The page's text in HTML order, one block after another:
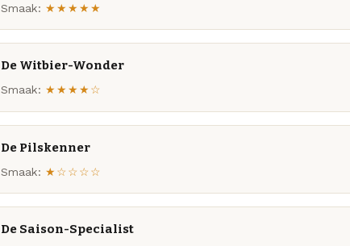
Smaak: ★★★★★
De Witbier-Wonder
Smaak: ★★★★☆
De Pilskenner
Smaak: ★☆☆☆☆
De Saison-Specialist